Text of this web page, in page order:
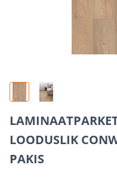
LOODUSLIK
PAKIS